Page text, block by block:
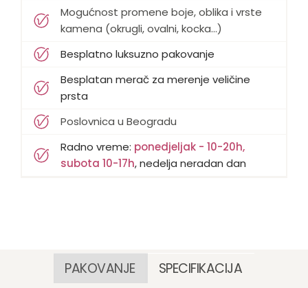
Mogućnost promene boje, oblika i vrste
kamena (okrugli, ovalni, kocka...)
Besplatno luksuzno pakovanje
Besplatan merač za merenje veličine
prsta
Poslovnica u Beogradu
Radno vreme: ponedjeljak - 10-20h,
subota 10-17h, nedelja neradan dan
PAKOVANJE SPECIFIKACIJA